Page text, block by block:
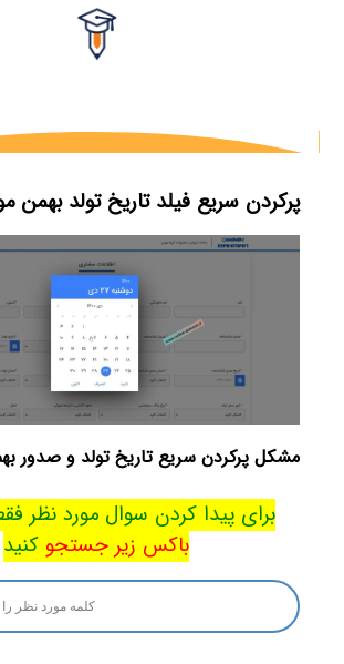
پرکردن سریع فیلد تاریخ تولد بهمن
مشکل پرکردن سریع تاریخ تولد و صدور
برای پیدا کردن سوال مورد نظر
باکس زیر جستجو کنید